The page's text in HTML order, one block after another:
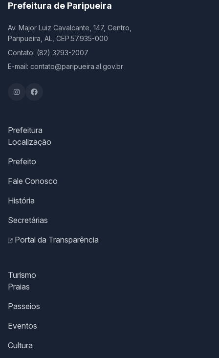
Prefeitura de Paripueira
Av. Major Luiz Cavalcante, 147, Centro,
Paripueira, AL, CEP.57.935-000
Contato: (82) 3293-2007
E-mail: contato@paripueira.al.gov.br
Prefeitura
Localização
Prefeito
Fale Conosco
História
Secretárias
Portal da Transparência
Turismo
Praias
Passeios
Eventos
Cultura